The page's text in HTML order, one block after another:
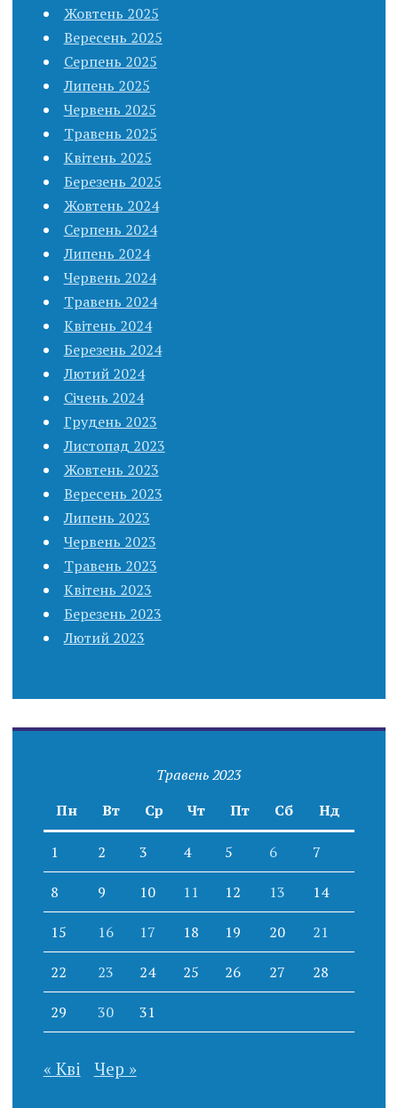
Жовтень 2025
Вересень 2025
Серпень 2025
Липень 2025
Червень 2025
Травень 2025
Квітень 2025
Березень 2025
Жовтень 2024
Серпень 2024
Липень 2024
Червень 2024
Травень 2024
Квітень 2024
Березень 2024
Лютий 2024
Січень 2024
Грудень 2023
Листопад 2023
Жовтень 2023
Вересень 2023
Липень 2023
Червень 2023
Травень 2023
Квітень 2023
Березень 2023
Лютий 2023
Травень 2023
Пн
Вт Ср Чт Пт Сб Нд
1 2 3 4 5 6 7
8 9 10 11 12 13 14
15 16 17 18 19 20 21
22 23 24 25 26 27 28
29 30 31
« Кві Чер »